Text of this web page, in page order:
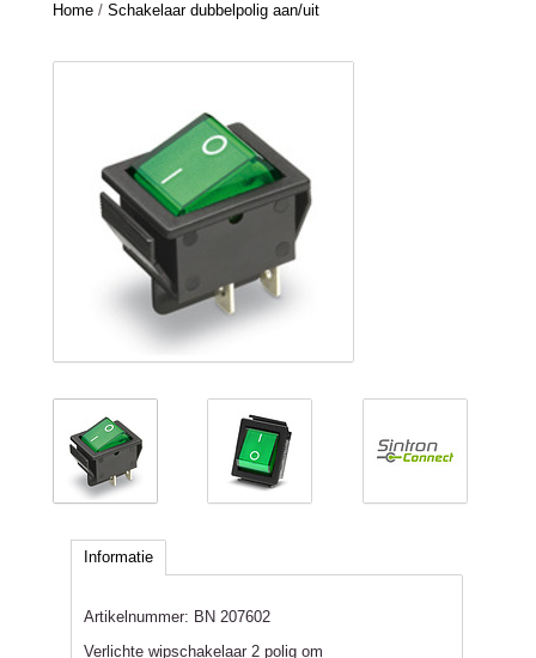
Home / Schakelaar dubbelpolig aan/uit
Informatie
Artikelnummer: BN 207602
Verlichte wipschakelaar 2 polig om